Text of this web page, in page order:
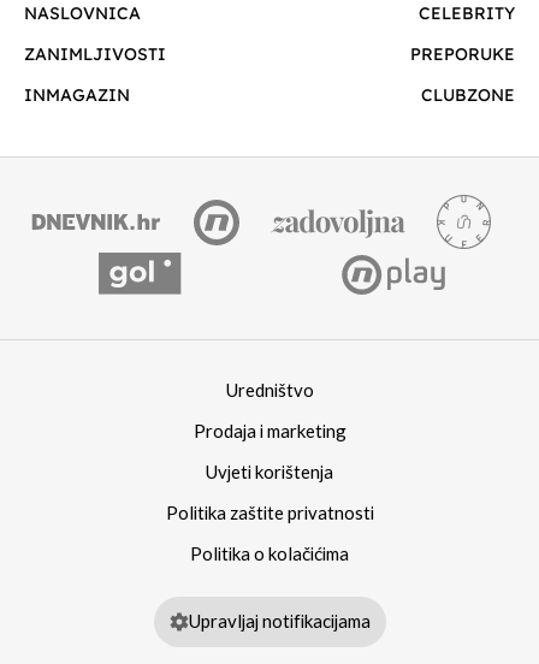
NASLOVNICA
CELEBRITY
ZANIMLJIVOSTI
PREPORUKE
INMAGAZIN
CLUBZONE
Uredništvo
Prodaja i marketing
Uvjeti korištenja
Politika zaštite privatnosti
Politika o kolačićima
Upravljaj notifikacijama